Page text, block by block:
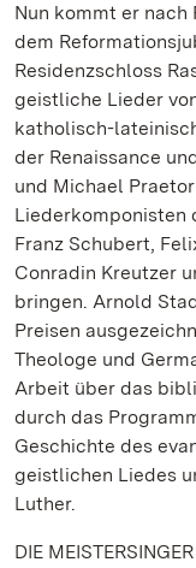
Nun kommt er
dem
Residenzschloss
geistliche Lieder
katholisch-
der Renaissance
und Michael
Liederkomponisten
Franz Schubert,
Conradin Kreutzer
bringen. Arnold
Preisen
Theologe und
Arbeit über das
durch das
Geschichte des
geistlichen Liedes
Luther.
DIE MEISTERSINGER